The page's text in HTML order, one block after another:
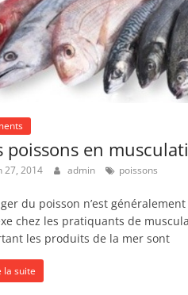
poissons en
27, 2014 admin poissons
du poisson n’est
chez les pratiquants de
les produits de la mer sont
la suite